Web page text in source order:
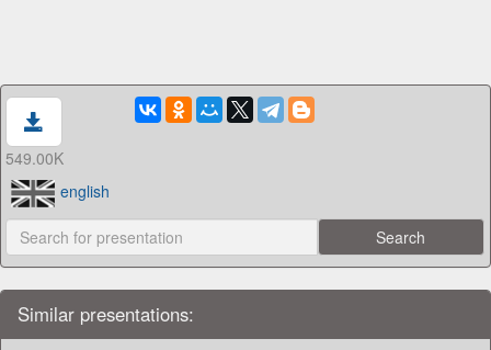
549.00K
english
Similar presentations: